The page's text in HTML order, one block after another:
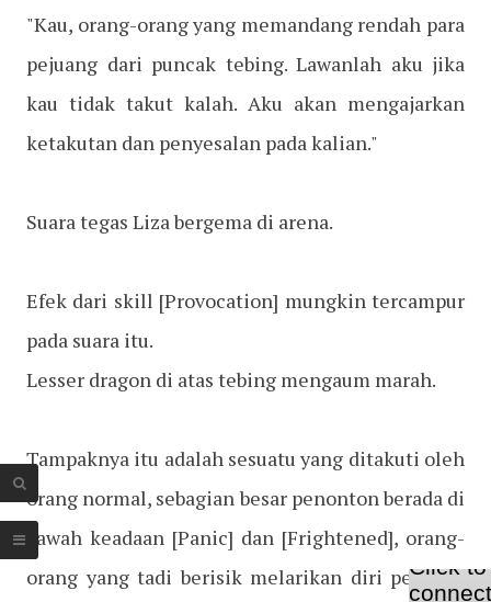
"Kau, orang-orang yang memandang rendah para
pejuang dari puncak tebing. Lawanlah aku jika
kau tidak takut kalah. Aku akan mengajarkan
ketakutan dan penyesalan pada kalian."
Suara tegas Liza bergema di arena.
Efek dari skill [Provocation] mungkin tercampur
pada suara itu.
Lesser dragon di atas tebing mengaum marah.
Tampaknya itu adalah sesuatu yang ditakuti oleh
orang normal, sebagian besar penonton berada di
bawah keadaan [Panic] dan [Frightened], orang-
orang yang tadi berisik melarikan diri pertama